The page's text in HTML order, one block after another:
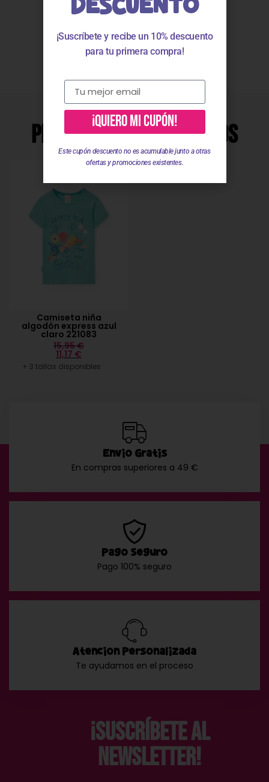
Valoraciones
Productos Relacionados
Camiseta niña
algodón express azul
claro 221083
15,95€
11,17 €
+ 3 tallas disponibles
Envío Gratis
En compras superiores a 49 €
Pago Seguro
Pago 100% seguro
Atención Personalizada
Te ayudamos en el proceso
¡Suscríbete al
Newsletter!
¡Suscríbete y recibe un 10% descuento
para tu primera compra!
¡QUIERO MI CUPÓN!
Este cupón descuento no es acumulable junto a otras
ofertas y promociones existentes.